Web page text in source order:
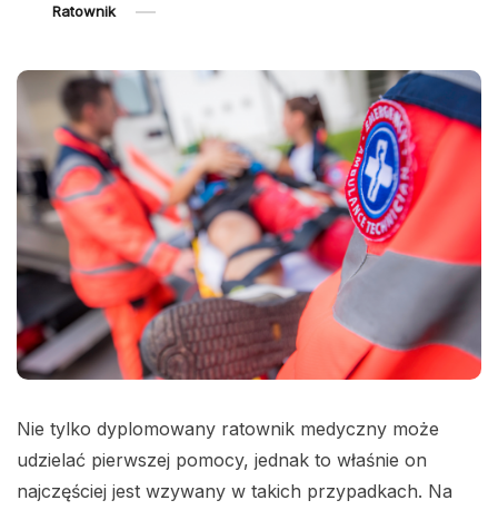
Ratownik
Nie tylko dyplomowany ratownik medyczny może
udzielać pierwszej pomocy, jednak to właśnie on
najczęściej jest wzywany w takich przypadkach. Na